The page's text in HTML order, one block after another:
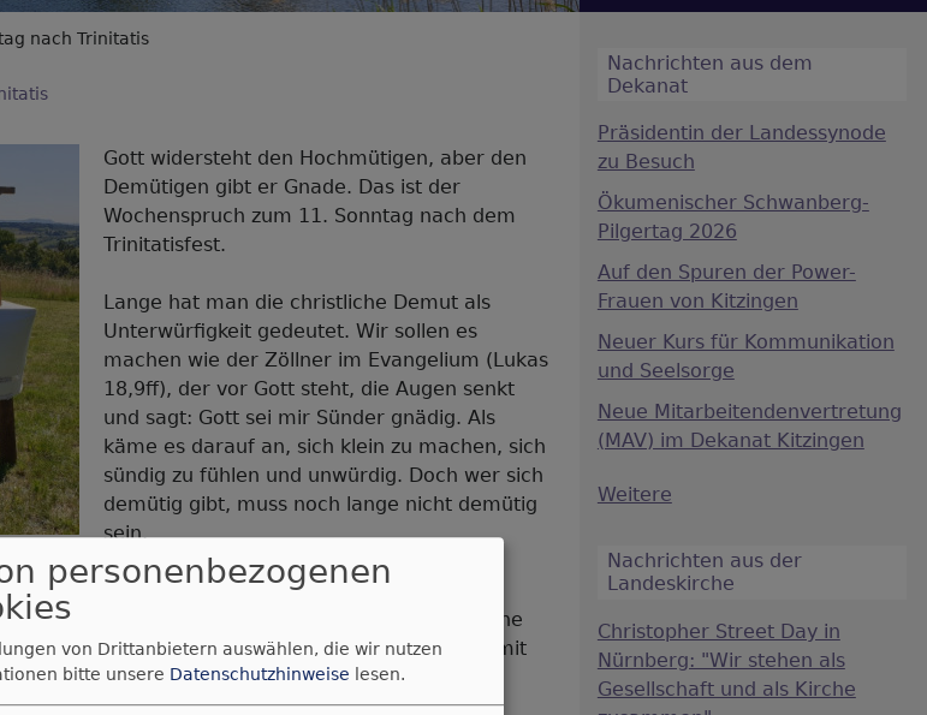
nach Trinitatis
Gott widersteht den Hochmütigen, aber den
Demütigen gibt er Gnade. Das ist der
Wochenspruch zum 11. Sonntag nach dem
Trinitatisfest.
Lange hat man die christliche Demut als
Unterwürfigkeit gedeutet. Wir sollen es
machen wie der Zöllner im Evangelium (Lukas
18,9ff), der vor Gott steht, die Augen senkt
und sagt: Gott sei mir Sünder gnädig. Als
käme es darauf an, sich klein zu machen, sich
sündig zu fühlen und unwürdig. Doch wer sich
demütig gibt, muss noch lange nicht demütig
sein.
mit Selbsterkenntnis zu tun. Und so ist es auch
Wer bin ich vor Gott? Immer auch ein Sünder, eine
mir und anderen etwas zu beweisen. Ein Mensch mit
Nachrichten aus dem
Dekanat
Präsidentin der Landessynode
zu Besuch
Ökumenischer Schwanberg-
Pilgertag 2026
Auf den Spuren der Power-
Frauen von Kitzingen
Neuer Kurs für Kommunikation
und Seelsorge
Neue Mitarbeitendenvertretung
(MAV) im Dekanat Kitzingen
Weitere
Nachrichten aus der
Landeskirche
Christopher Street Day in
Nürnberg: "Wir stehen als
Gesellschaft und als Kirche
personenbezogenen
von Drittanbietern auswählen, die wir nutzen
bitte unsere Datenschutzhinweise lesen.